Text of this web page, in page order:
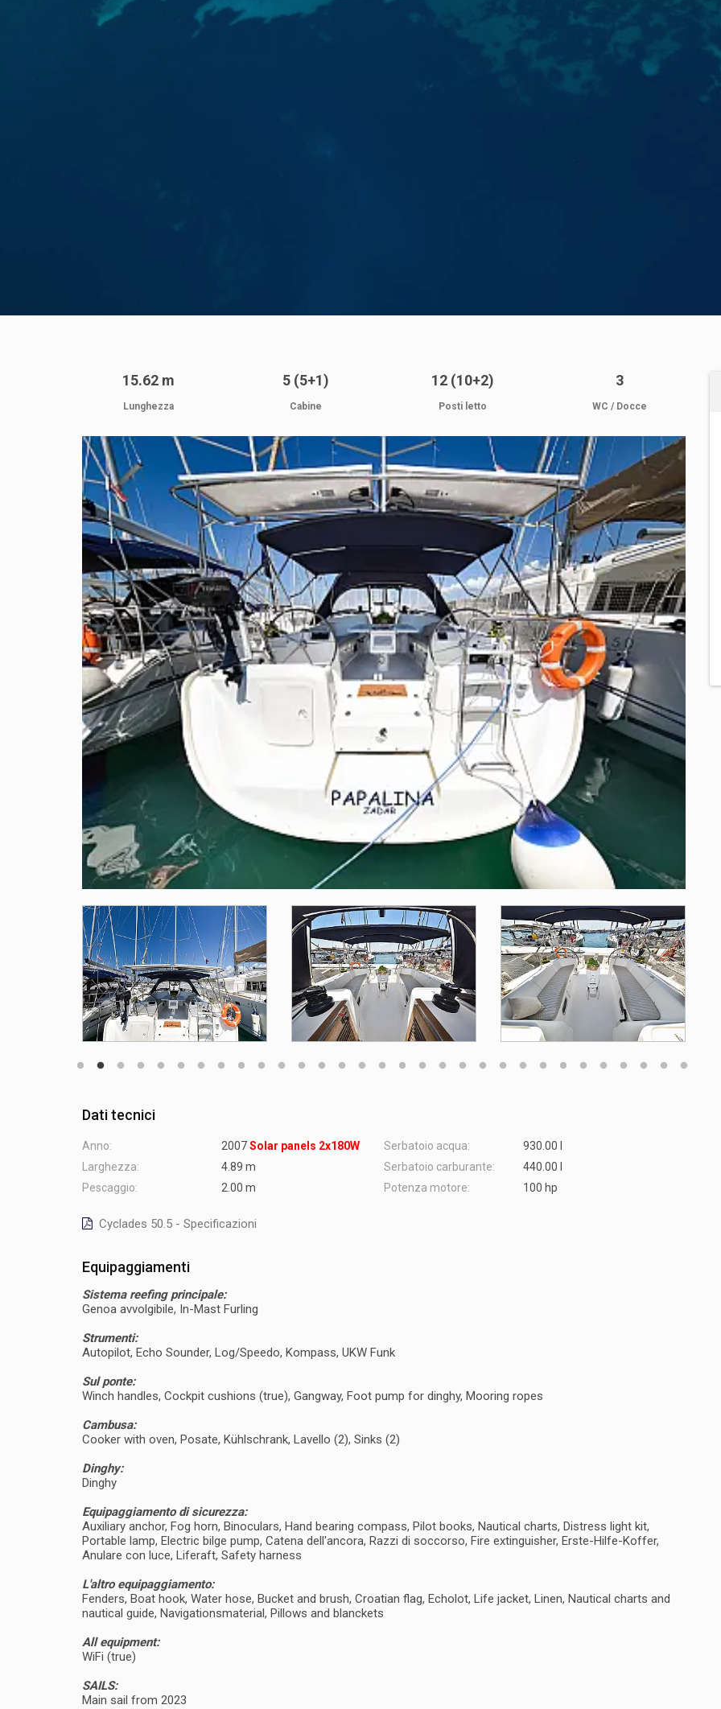
15.62 m
Lunghezza
5 (5+1)
Cabine
12 (10+2)
Posti letto
3
WC / Docce
Dati tecnici
Anno: 2007Solar panels 2x180W
Larghezza:
4.89 m
Pescaggio:
2.00 m
Serbatoio acqua:
930.00 l
Serbatoio carburante:
440.00 l
Potenza motore:
100 hp
Cyclades 50.5 - Specificazioni
Equipaggiamenti
Sistema reefing principale:
Genoa avvolgibile, In-Mast Furling
Strumenti:
Autopilot, Echo Sounder, Log/Speedo, Kompass, UKW Funk
Sul ponte:
Winch handles, Cockpit cushions (true), Gangway, Foot pump for dinghy, Mooring ropes
Cambusa:
Cooker with oven, Posate, Kühlschrank, Lavello (2), Sinks (2)
Dinghy:
Dinghy
Equipaggiamento di sicurezza:
Auxiliary anchor, Fog horn, Binoculars, Hand bearing compass, Pilot books, Nautical charts, Distress light kit,
Portable lamp, Electric bilge pump, Catena dell'ancora, Razzi di soccorso, Fire extinguisher, Erste-Hilfe-Koffer,
Anulare con luce, Liferaft, Safety harness
L'altro equipaggiamento:
Fenders, Boat hook, Water hose, Bucket and brush, Croatian flag, Echolot, Life jacket, Linen, Nautical charts and
nautical guide, Navigationsmaterial, Pillows and blanckets
All equipment:
WiFi (true)
SAILS:
Main sail from 2023